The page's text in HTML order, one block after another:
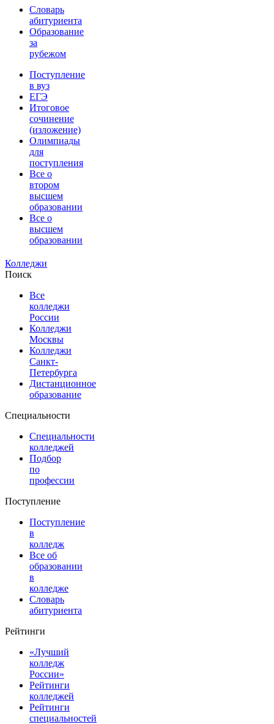
Словарь
абитуриента
Образование
за
рубежом
Поступление
в вуз
ЕГЭ
Итоговое
сочинение
(изложение)
Олимпиады
для
поступления
Все о
втором
высшем
образовании
Все о
высшем
образовании
Колледжи
Поиск
Все
колледжи
России
Колледжи
Москвы
Колледжи
Санкт-
Петербурга
Дистанционное
образование
Специальности
Специальности
колледжей
Подбор
по
профессии
Поступление
Поступление
в
колледж
Все об
образовании
в
колледже
Словарь
абитуриента
Рейтинги
«Лучший
колледж
России»
Рейтинги
колледжей
Рейтинги
специальностей